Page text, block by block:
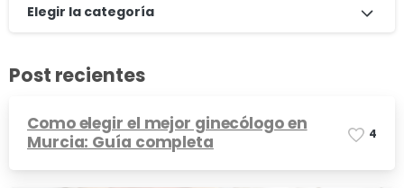
Elegir la categoría
Post recientes
Como elegir el mejor ginecólogo en
Murcia: Guía completa
4